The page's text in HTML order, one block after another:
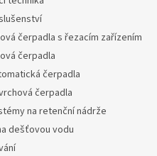
čerpadla s řezacím zařízením
čerpadla
čerpadla
čerpadla
na retenční nádrže
dešťovou vodu